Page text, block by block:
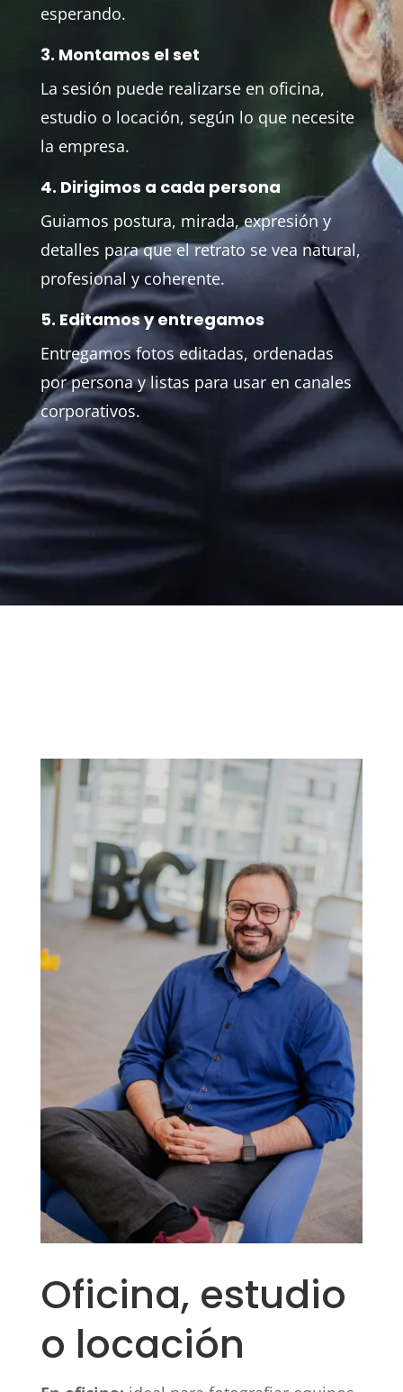
esperando.
3. Montamos el set
La sesión puede realizarse en oficina,
estudio o locación, según lo que necesite
la empresa.
4. Dirigimos a cada persona
Guiamos postura, mirada, expresión y
detalles para que el retrato se vea natural,
profesional y coherente.
5. Editamos y entregamos
Entregamos fotos editadas, ordenadas
por persona y listas para usar en canales
corporativos.
Oficina, estudio
o locación